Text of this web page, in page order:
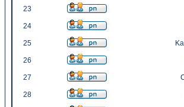
23
24
25
26
27
28